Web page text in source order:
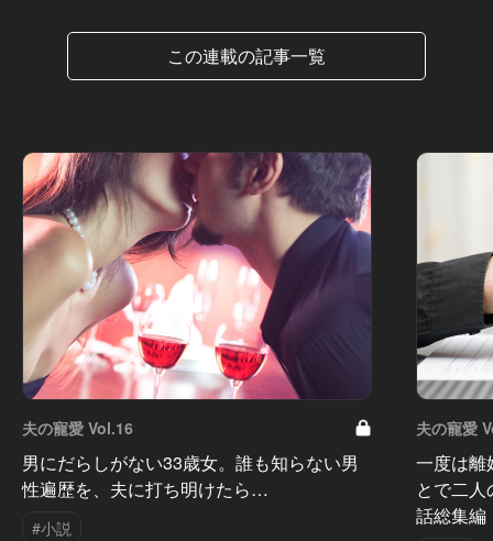
この連載の記事一覧
夫の寵愛 Vol.16
男にだらしがない33歳女。誰も知らない男
性遍歴を、夫に打ち明けたら…
#小説
夫の寵愛
一度は離
とで二
話総集編